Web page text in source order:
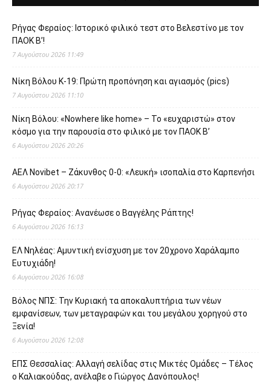
Ρήγας Φεραίος: Ιστορικό φιλικό τεστ στο Βελεστίνο με τον
ΠΑΟΚ Β’!
7 Αυγούστου 2026 11:49
Νίκη Βόλου Κ-19: Πρώτη προπόνηση και αγιασμός (pics)
7 Αυγούστου 2026 11:10
Νίκη Βόλου: «Nowhere like home» – Το «ευχαριστώ» στον
κόσμο για την παρουσία στο φιλικό με τον ΠΑΟΚ Β’
6 Αυγούστου 2026 20:26
ΑΕΛ Novibet – Ζάκυνθος 0-0: «Λευκή» ισοπαλία στο Καρπενήσι
6 Αυγούστου 2026 20:17
Ρήγας Φεραίος: Ανανέωσε ο Βαγγέλης Ράπτης!
6 Αυγούστου 2026 16:13
ΕΛ Νηλέας: Αμυντική ενίσχυση με τον 20χρονο Χαράλαμπο
Ευτυχιάδη!
6 Αυγούστου 2026 16:08
Βόλος ΝΠΣ: Την Κυριακή τα αποκαλυπτήρια των νέων
εμφανίσεων, των μεταγραφών και του μεγάλου χορηγού στο
Ξενία!
6 Αυγούστου 2026 12:08
ΕΠΣ Θεσσαλίας: Αλλαγή σελίδας στις Μικτές Ομάδες – Τέλος
ο Καλιακούδας, ανέλαβε ο Γιώργος Δανόπουλος!